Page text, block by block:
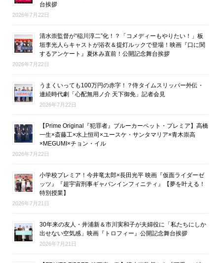
台挨拶
2026年7月22日
清水崇監督が“稲川淳二”化！？「コメディーもやりたい！」板
垣李光人らキャストが浴衣＆提灯ルックで登場！映画『口に関
するアンケート』夏休み直前！公開記念舞台挨拶
2026年7月22日
うまくいっても100万円の赤字！？侍タイムスリッパー外伝・
連続時代劇「心配無用ノ介 天下御免」記者会見
2026年7月22日
【Prime Original『犯罪者』ブルーカーペット・プレミア】高橋
一生×斎藤工×水上恒司×ユースケ・サンタマリア×青木崇高
×MEGUMI×チョン・イル
2026年7月22日
小学校プレミア！今井竜太郎×長田光平 映画『仮面ライダーゼ
ッツ』『超宇宙刑事ギャバンインフィニティ』【夢を叶える！
特別授業】
2026年7月21日
30年来の友人・井浦新＆市川実和子が夫婦役に「私たちにしか
出せない空気感」映画『トロフィー』公開記念舞台挨拶
2026年7月21日